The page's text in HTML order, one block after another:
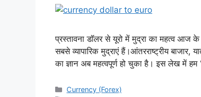
प्रस्तावना डॉलर से यूरो में मुद्रा का महत्व आज
सबसे व्यापारिक मुद्राएं हैं।आंतरराष्ट्रीय बाजार,
का ज्ञान अब महत्वपूर्ण हो चुका है। इस लेख में
Categories
Currency (Forex)